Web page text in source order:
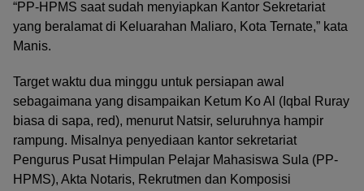
“PP-HPMS saat sudah menyiapkan Kantor Sekretariat
yang beralamat di Keluarahan Maliaro, Kota Ternate,” kata
Manis.
Target waktu dua minggu untuk persiapan awal
sebagaimana yang disampaikan Ketum Ko Al (Iqbal Ruray
biasa di sapa, red), menurut Natsir, seluruhnya hampir
rampung. Misalnya penyediaan kantor sekretariat
Pengurus Pusat Himpulan Pelajar Mahasiswa Sula (PP-
HPMS), Akta Notaris, Rekrutmen dan Komposisi